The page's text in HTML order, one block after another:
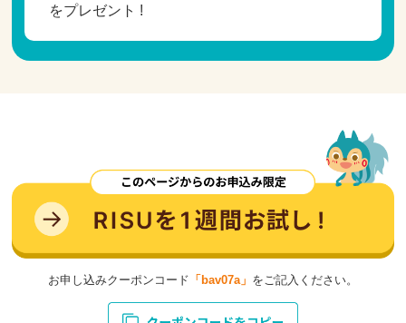
をプレゼント !
お申し込みクーポンコード 「bav07a」 をご記入ください。